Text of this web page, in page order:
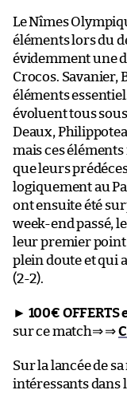
Le Nîmes
éléments lors du
évidemment une
Crocos. Savanier,
éléments
évoluent tous
Deaux,
mais ces
que leurs
logiquement au
ont ensuite été
week-end passé,
leur premier point
plein doute et qui
(2-2).
► 100€ OFFERTS
sur ce match⇒ ⇒
Sur la lancée de
intéressants dans